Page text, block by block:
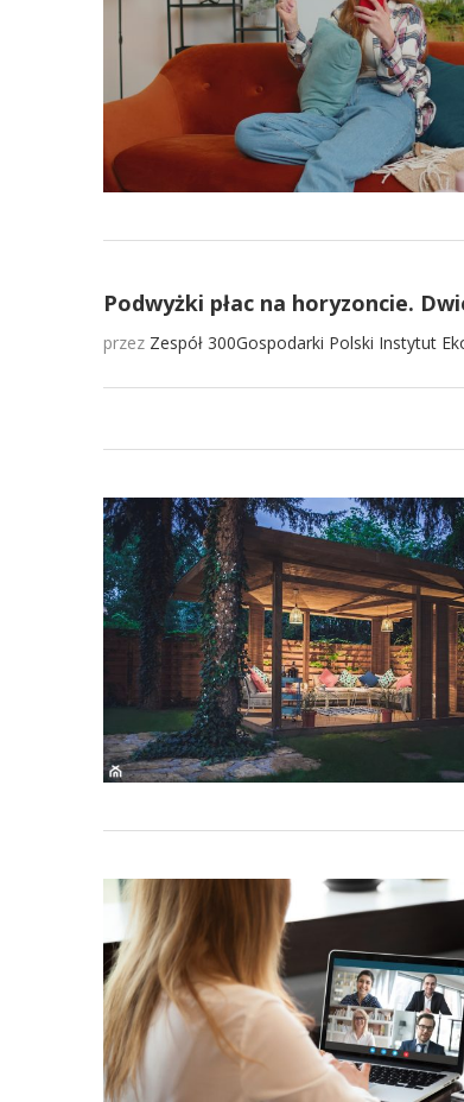
Podwyżki płac na horyzoncie.
przez Zespół 300Gospodarki Polski Instytut